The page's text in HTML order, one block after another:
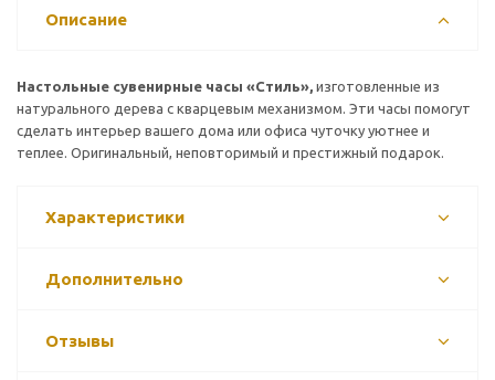
Описание
Настольные сувенирные часы «Стиль», изготовленные из
натурального дерева с кварцевым механизмом. Эти часы помогут
сделать интерьер вашего дома или офиса чуточку уютнее и
теплее. Оригинальный, неповторимый и престижный подарок.
Характеристики
Дополнительно
Отзывы